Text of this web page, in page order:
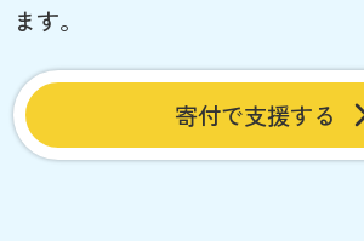
ます。
寄付で支援する